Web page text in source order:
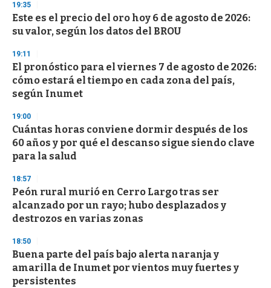
n
d
19:35
Este es el precio del oro hoy 6 de agosto de 2026:
su valor, según los datos del BROU
19:11
El pronóstico para el viernes 7 de agosto de 2026:
cómo estará el tiempo en cada zona del país,
según Inumet
19:00
Cuántas horas conviene dormir después de los
60 años y por qué el descanso sigue siendo clave
para la salud
18:57
Peón rural murió en Cerro Largo tras ser
alcanzado por un rayo; hubo desplazados y
destrozos en varias zonas
18:50
Buena parte del país bajo alerta naranja y
amarilla de Inumet por vientos muy fuertes y
persistentes